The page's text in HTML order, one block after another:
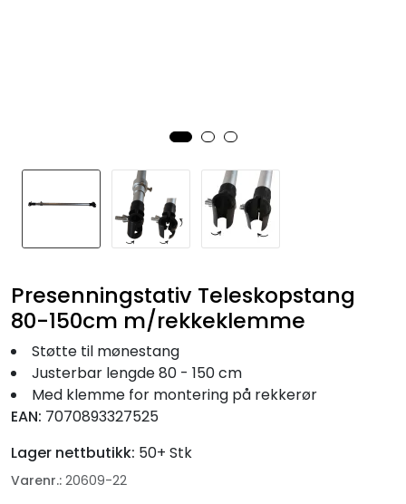
Presenningstativ Teleskopstang
80-150cm m/rekkeklemme
Støtte til mønestang
Justerbar lengde 80 - 150 cm
Med klemme for montering på rekkerør
EAN: 7070893327525
Lager nettbutikk: 50+ Stk
Varenr.: 20609-22